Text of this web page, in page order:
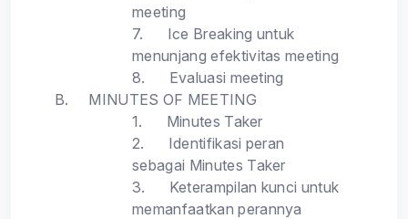
meeting
7.
Ice Breaking untuk
menunjang efektivitas meeting
8.
Evaluasi meeting
B.
MINUTES OF MEETING
1.
Minutes Taker
2.
Identifikasi peran
sebagai Minutes Taker
3.
Keterampilan kunci untuk
memanfaatkan perannya